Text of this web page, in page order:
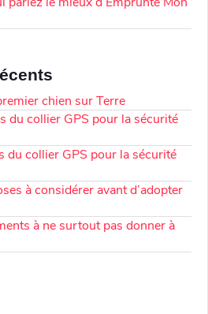
chien sur Terre
du collier GPS pour la sécurité
du collier GPS pour la sécurité
à considérer avant d’adopter
à ne surtout pas donner à